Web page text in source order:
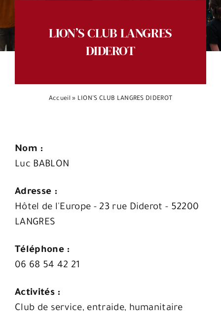
LION’S CLUB LANGRES
DIDEROT
Accueil » LION’S CLUB LANGRES DIDEROT
Nom :
Luc BABLON
Adresse :
Hôtel de l'Europe - 23 rue Diderot - 52200
LANGRES
Téléphone :
06 68 54 42 21
Activités :
Club de service, entraide, humanitaire